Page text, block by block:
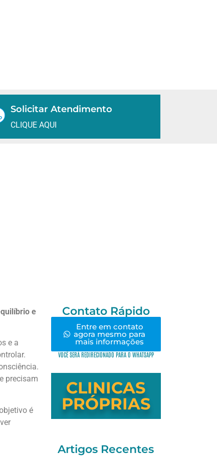
Solicitar Atendimento
CLIQUE AQUI
e
e a
precisam
é
Contato Rápido
Entre em contato
agora mesmo para
mais informações
VOCÊ SERÁ REDIRECIONADO PARA O WHATSAPP
CLINICAS
PRÓPRIAS
Artigos Recentes